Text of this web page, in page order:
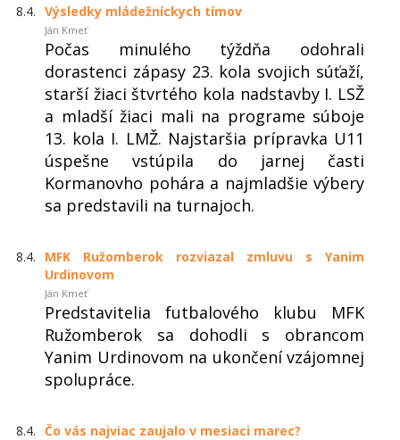
8.4. Výsledky mládežníckych tímov
Ján Kmeť
Počas minulého týždňa odohrali
dorastenci zápasy 23. kola svojich súťaží,
starší žiaci štvrtého kola nadstavby I. LSŽ
a mladší žiaci mali na programe súboje
13. kola I. LMŽ. Najstaršia prípravka U11
úspešne vstúpila do jarnej časti
Kormanovho pohára a najmladšie výbery
sa predstavili na turnajoch.
8.4.
MFK Ružomberok rozviazal zmluvu s Yanim
Urdinovom
Ján Kmeť
Predstavitelia futbalového klubu MFK
Ružomberok sa dohodli s obrancom
Yanim Urdinovom na ukončení vzájomnej
spolupráce.
8.4. Čo vás najviac zaujalo v mesiaci marec?